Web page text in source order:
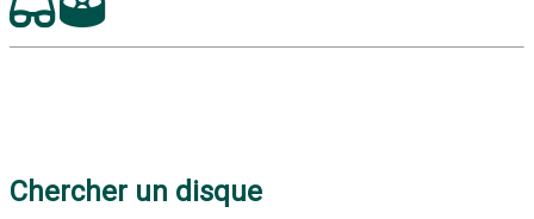
Chercher un disque